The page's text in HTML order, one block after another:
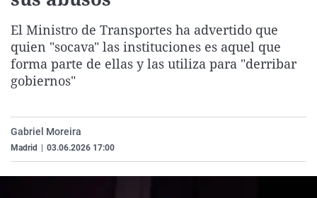
Gente viajera
Como el perro y el
Retornados
Equipo de
Galicia
La Rioja
Televisión
Elecciones
El Ministro de Transportes ha advertido que
quien "socava" las instituciones es aquel que
forma parte de ellas y las utiliza para "derribar
gobiernos"
Gabriel Moreira
Madrid 03.06.2026 17:00